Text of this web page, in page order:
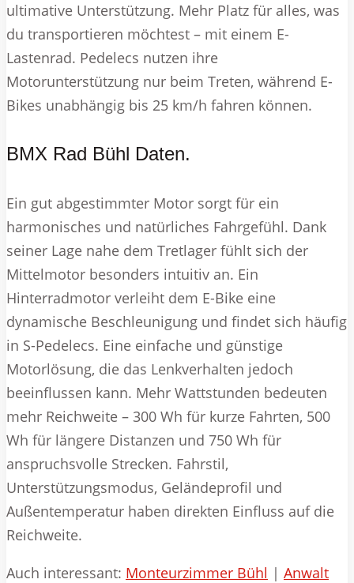
ultimative Unterstützung. Mehr Platz für alles, was
du transportieren möchtest – mit einem E-
Lastenrad. Pedelecs nutzen ihre
Motorunterstützung nur beim Treten, während E-
Bikes unabhängig bis 25 km/h fahren können.
BMX Rad Bühl Daten.
Ein gut abgestimmter Motor sorgt für ein
harmonisches und natürliches Fahrgefühl. Dank
seiner Lage nahe dem Tretlager fühlt sich der
Mittelmotor besonders intuitiv an. Ein
Hinterradmotor verleiht dem E-Bike eine
dynamische Beschleunigung und findet sich häufig
in S-Pedelecs. Eine einfache und günstige
Motorlösung, die das Lenkverhalten jedoch
beeinflussen kann. Mehr Wattstunden bedeuten
mehr Reichweite – 300 Wh für kurze Fahrten, 500
Wh für längere Distanzen und 750 Wh für
anspruchsvolle Strecken. Fahrstil,
Unterstützungsmodus, Geländeprofil und
Außentemperatur haben direkten Einfluss auf die
Reichweite.
Auch interessant: Monteurzimmer Bühl | Anwalt